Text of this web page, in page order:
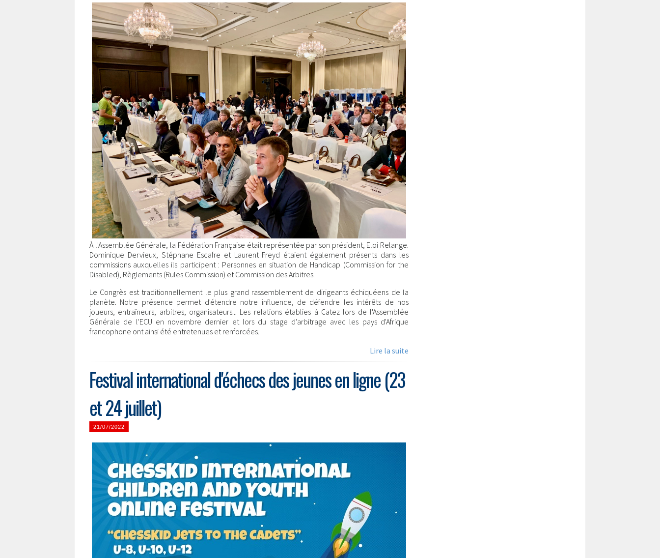
À l'Assemblée Générale, la Fédération Française était représentée par son président, Eloi Relange.
Dominique Dervieux, Stéphane Escafre et Laurent Freyd étaient également présents dans les
commissions auxquelles ils participent : Personnes en situation de Handicap (Commission for the
Disabled), Règlements (Rules Commission) et Commission des Arbitres.
Le Congrès est traditionnellement le plus grand rassemblement de dirigeants échiquéens de la
planète. Notre présence permet d'étendre notre influence, de défendre les intérêts de nos
joueurs, entraîneurs, arbitres, organisateurs... Les relations établies à Catez lors de l'Assemblée
Générale de l'ECU en novembre dernier et lors du stage d'arbitrage avec les pays d'Afrique
francophone ont ainsi été entretenues et renforcées.
Lire la suite
Festival international d'échecs des jeunes en ligne (23
et 24 juillet)
21/07/2022